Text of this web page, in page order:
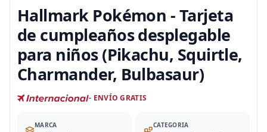
Hallmark Pokémon - Tarjeta
de cumpleaños desplegable
para niños (Pikachu, Squirtle,
Charmander, Bulbasaur)
- ENVÍO GRATIS
MARCA CATEGORIA